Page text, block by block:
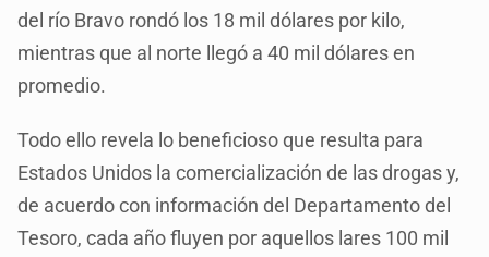
del río Bravo rondó los 18 mil dólares por kilo,
mientras que al norte llegó a 40 mil dólares en
promedio.
Todo ello revela lo beneficioso que resulta para
Estados Unidos la comercialización de las drogas y,
de acuerdo con información del Departamento del
Tesoro, cada año fluyen por aquellos lares 100 mil